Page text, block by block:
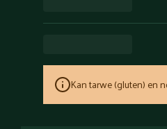
Kan tarwe (gluten) en